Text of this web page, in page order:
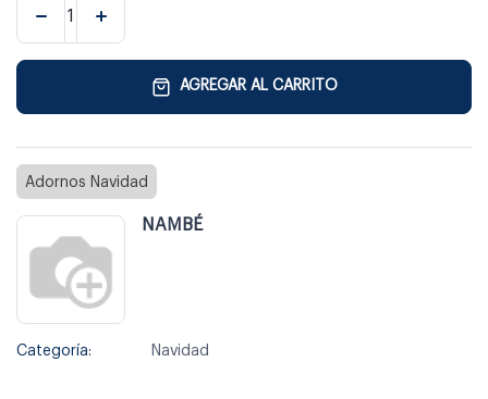
AGREGAR AL CARRITO
Adornos Navidad
NAMBÉ
Categoría: Navidad